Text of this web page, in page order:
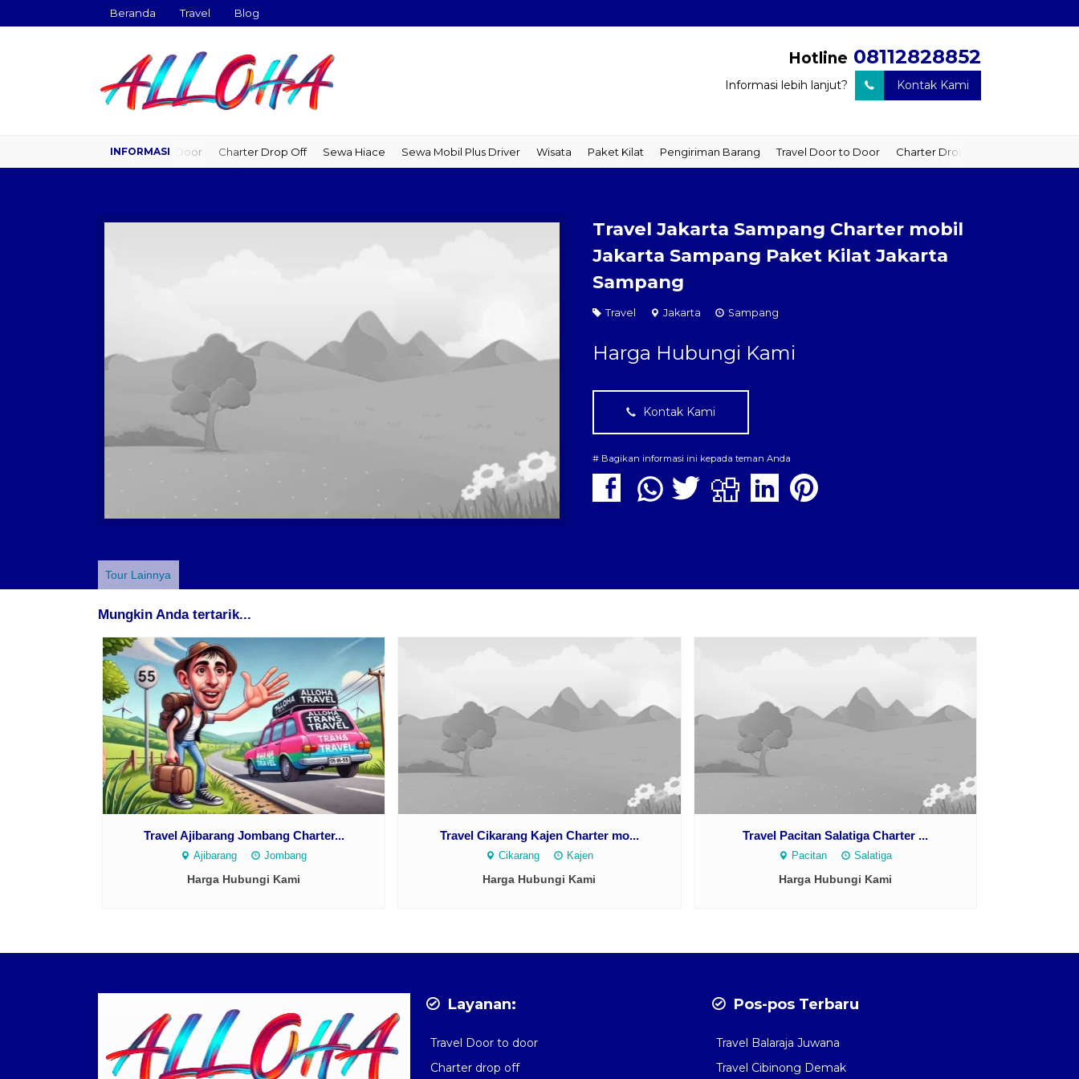
Beranda Travel Blog
Hotline 08112828852
Informasi lebih lanjut? Kontak Kami
Travel Door to Door Charter Drop Off Sewa Hiace Sewa Mobil Plus Driver Wisata Paket Kilat Pengiriman Barang Travel Door to Door Charter Drop Off
Travel Jakarta Sampang Charter mobil
Jakarta Sampang Paket Kilat Jakarta
Sampang
Travel Jakarta Sampang
Harga Hubungi Kami
Kontak Kami
# Bagikan informasi ini kepada teman Anda
Tour Lainnya
Mungkin Anda tertarik...
Travel Ajibarang Jombang Charter...
Ajibarang Jombang
Harga Hubungi Kami
Travel Cikarang Kajen Charter mo...
Cikarang Kajen
Harga Hubungi Kami
Travel Pacitan Salatiga Charter ...
Pacitan Salatiga
Harga Hubungi Kami
Layanan:
Travel Door to door
Charter drop off
Pos-pos Terbaru
Travel Balaraja Juwana
Travel Cibinong Demak